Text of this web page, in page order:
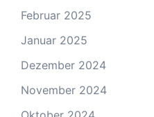
Februar 2025
Januar 2025
Dezember 2024
November 2024